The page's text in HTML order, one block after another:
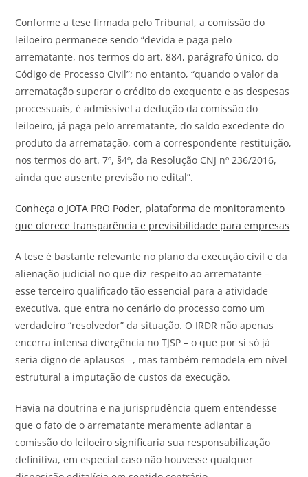
Conforme a tese firmada pelo Tribunal, a comissão do
leiloeiro permanece sendo “devida e paga pelo
arrematante, nos termos do art. 884, parágrafo único, do
Código de Processo Civil”; no entanto, “quando o valor da
arrematação superar o crédito do exequente e as despesas
processuais, é admissível a dedução da comissão do
leiloeiro, já paga pelo arrematante, do saldo excedente do
produto da arrematação, com a correspondente restituição,
nos termos do art. 7º, §4º, da Resolução CNJ nº 236/2016,
ainda que ausente previsão no edital”.
Conheça o JOTA PRO Poder, plataforma de monitoramento
que oferece transparência e previsibilidade para empresas
A tese é bastante relevante no plano da execução civil e da
alienação judicial no que diz respeito ao arrematante –
esse terceiro qualificado tão essencial para a atividade
executiva, que entra no cenário do processo como um
verdadeiro “resolvedor” da situação. O IRDR não apenas
encerra intensa divergência no TJSP – o que por si só já
seria digno de aplausos –, mas também remodela em nível
estrutural a imputação de custos da execução.
Havia na doutrina e na jurisprudência quem entendesse
que o fato de o arrematante meramente adiantar a
comissão do leiloeiro significaria sua responsabilização
definitiva, em especial caso não houvesse qualquer